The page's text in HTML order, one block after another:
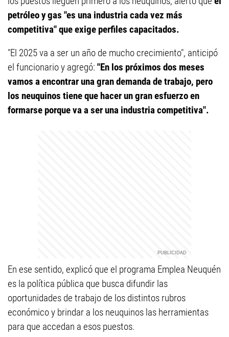
petróleo y gas "es una industria cada vez más
competitiva" que exige perfiles capacitados.
"El 2025 va a ser un año de mucho crecimiento", anticipó
el funcionario y agregó: "En los próximos dos meses
vamos a encontrar una gran demanda de trabajo, pero
los neuquinos tiene que hacer un gran esfuerzo en
formarse porque va a ser una industria competitiva".
En ese sentido, explicó que el programa Emplea Neuquén
es la política pública que busca difundir las
oportunidades de trabajo de los distintos rubros
económico y brindar a los neuquinos las herramientas
para que accedan a esos puestos.